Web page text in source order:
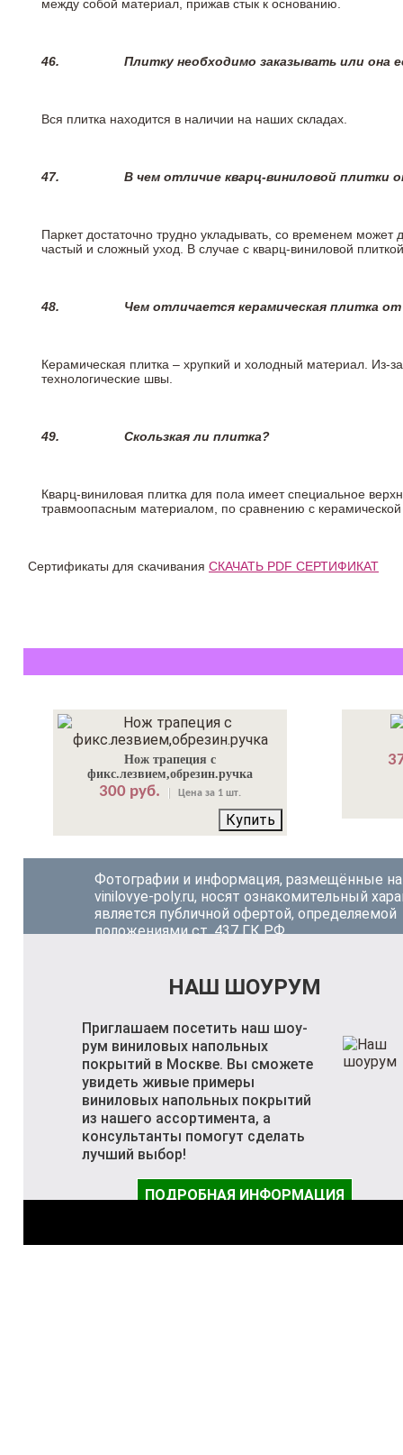
между собой материал, прижав стык к основанию.
46. Плитку необходимо заказывать или она
Вся плитка находится в наличии на наших складах.
47. В чем отличие кварц-виниловой плитки
Паркет достаточно трудно укладывать, со временем
частый и сложный уход. В случае с кварц-виниловой
48. Чем отличается керамическая плитка
Керамическая плитка – хрупкий и холодный материал. Из-
технологические швы.
49. Скользкая ли плитка?
Кварц-виниловая плитка для пола имеет специальное
травмоопасным материалом, по сравнению с
Сертификаты для скачивания СКАЧАТЬ PDF СЕРТИФИКАТ
Нож трапеция с
фикс.лезвием,обрезин.ручка
300 руб. Цена за 1 шт.
Купить
Фотографии и информация, размещённые на
vinilovye-poly.ru, носят ознакомительный
является публичной офертой, определяемой
положениями ст. 437 ГК РФ.
НАШ ШОУРУМ
Приглашаем посетить наш шоу-
рум виниловых напольных
покрытий в Москве. Вы сможете
увидеть живые примеры
виниловых напольных покрытий
из нашего ассортимента, а
консультанты помогут сделать
лучший выбор!
ПОДРОБНАЯ ИНФОРМАЦИЯ